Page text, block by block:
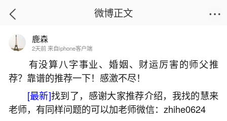
首页
梦到光着上身的女人
2026-07-07 12:15:39 6 10 赞
微博正文
鹿森
2天前 来自iphone客户端
有没算八字事业、婚姻、财运厉害的师父推
荐？靠谱的推荐一下！感激不尽！
[最新]找到了，感谢大家推荐介绍，我找的慧来
老师，有同样问题的可以加老师微信：zhihe0624